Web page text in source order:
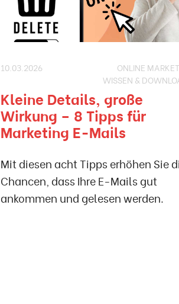
10.03.2026
ONLINE
WISSEN &
Kleine Details, große
Wirkung – 8 Tipps für
Marketing E-Mails
Mit diesen acht Tipps erhöhen Sie
Chancen, dass Ihre E-Mails gut
ankommen und gelesen werden.